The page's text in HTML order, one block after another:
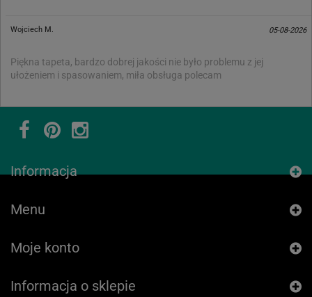
Wojciech M. 05-08-2026
Piękna tapeta, bardzo dobrej jakości nie było problemu z jej
ułożeniem i spasowaniem, miła obsługa polecam
Informacja
Menu
Moje konto
Informacja o sklepie